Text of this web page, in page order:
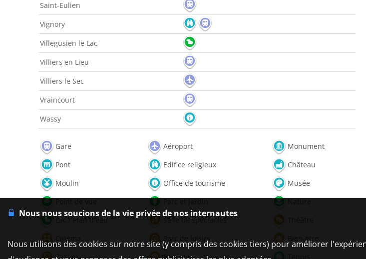
Saint-Eulien
Vignory
Villegusien le Lac
Villiers en Lieu
Villiers le Sec
Vraincourt
Wassy
Gare Aéroport
Monument
Pont
Edifice religieux
Château
Moulin
Office de tourisme
Musée
Cinéma
Parc de loisirs
Bien-être
Casino
Bowling
Nous nous soucions de la vie privée de nos internautes
Nous utilisons des cookies sur notre site (y compris des cookies tiers) pour améliorer